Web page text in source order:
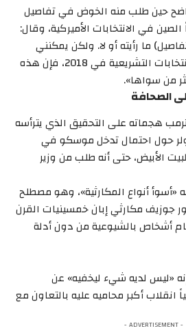
حين طلب منه الخوض في تفاصيل
في الانتخابات الأميركية، وقال:
ما رأيته أو لا. ولكن يمكنني
القول إنه بالنسبة إلى الانتخابات التشريعية في 2018، فإن هذه
من سواها».
الصحافة
هجماته على التحقيق الذي يترأسه
حول احتمال تدخل موسكو في
الأبيض، حتى أنه طلب من وزير
«أسوأ أنواع المكارثية»، وهو مصطلح
جوزيف مكارثي إبان خمسينيات القرن
أشخاص بالشيوعية من دون أدلة
«ليس لديه شيء ليخفيه» عن
انقلاب أكبر محاميه عليه بالتعاون مع
- ADVERTISEMENT -